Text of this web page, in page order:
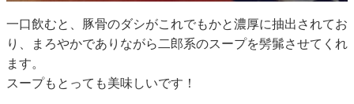
一口飲むと、豚骨のダシがこれでもかと濃厚に抽出されてお
り、まろやかでありながら二郎系のスープを髣髴させてくれ
ます。
スープもとっても美味しいです！